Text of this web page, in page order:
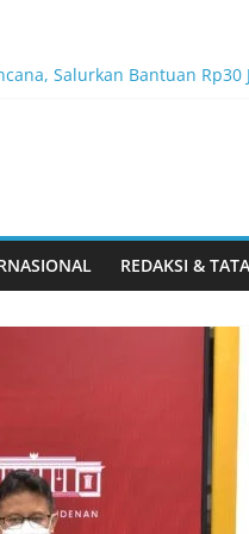
Salurkan Bantuan Rp30
Kepemimpinan
Masyarakat
REDAKSI &